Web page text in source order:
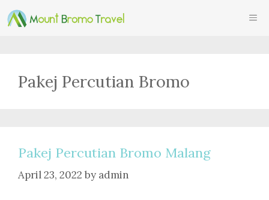
Skip
to
Pakej Percutian Bromo
Pakej Percutian Bromo Malang
April 23, 2022 by admin